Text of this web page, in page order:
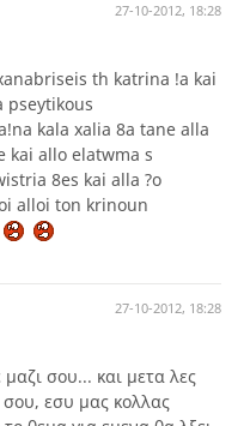
27-10-2012, 18:28
th katrina !a kai
pseytikous
kala xalia 8a tane alla
kai allo elatwma s
8es kai alla ?o
alloi ton krinoun
27-10-2012, 18:28
σου... και μετα λες
σου, εσυ μας κολλας